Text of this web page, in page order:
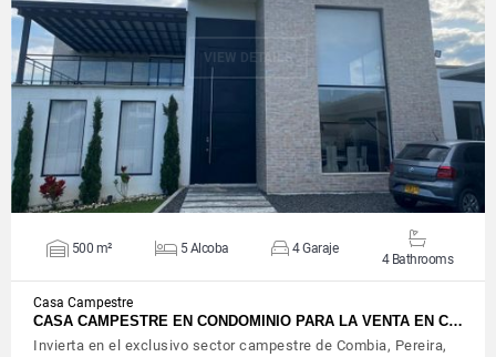
VIEW DETAILS
500 m² 5 Alcoba 4 Garaje
4 Bathrooms
Casa Campestre
CASA CAMPESTRE EN CONDOMINIO PARA LA VENTA EN C…
Invierta en el exclusivo sector campestre de Combia, Pereira,